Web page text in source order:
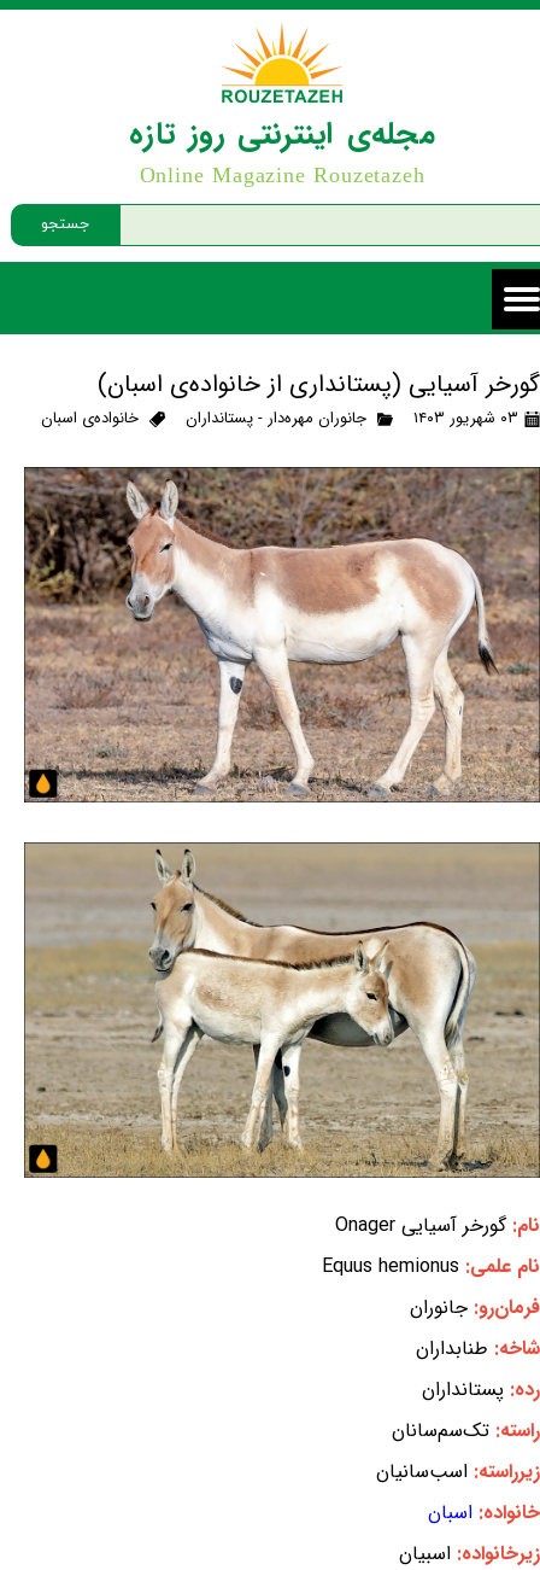
جستجو
مجله‌ی اینترنتی روز تازه
Online Magazine Rouzetazeh
گورخر آسیایی (پستانداری از خانواده‌ی اسبان)
۰۳ شهریور ۱۴۰۳ جانوران مهره‌دار - پستانداران خانواده‌ی اسبان
نام:گورخر آسیایی Onager
نام علمی: Equus hemionus
فرمان‌رو: جانوران
شاخه: طنابداران
رده: پستانداران
راسته: تک‌سم‌سانان
زیرراسته: اسب‌سانیان
خانواده: اسبان
زیرخانواده: اسبیان